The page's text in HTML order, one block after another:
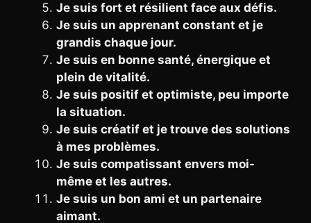
Je suis fort et résilient face aux défis.
Je suis un apprenant constant et je
grandis chaque jour.
Je suis en bonne santé, énergique et
plein de vitalité.
Je suis positif et optimiste, peu importe
la situation.
Je suis créatif et je trouve des solutions
à mes problèmes.
Je suis compatissant envers moi-
même et les autres.
Je suis un bon ami et un partenaire
aimant.